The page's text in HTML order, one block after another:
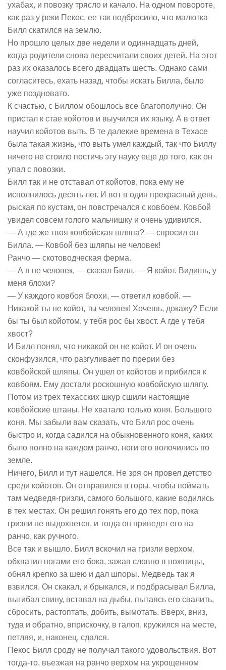
ухабах, и повозку трясло и качало. На одном повороте,
как раз у реки Пекос, ее так подбросило, что малютка
Билл скатился на землю.
Но прошло целых две недели и одиннадцать дней,
когда родители снова пересчитали своих детей. На этот
раз их оказалось всего двадцать шесть. Однако сами
согласитесь, ехать назад, чтобы искать Билла, было
уже поздновато.
К счастью, с Биллом обошлось все благополучно. Он
пристал к стае койотов и выучился их языку. А в ответ
научил койотов выть. В те далекие времена в Техасе
была такая жизнь, что выть умел каждый, так что Биллу
ничего не стоило постичь эту науку еще до того, как он
упал с повозки.
Билл так и не отставал от койотов, пока ему не
исполнилось десять лет. И вот в один прекрасный день,
рыская по кустам, он повстречался с ковбоем. Ковбой
увидел совсем голого мальчишку и очень удивился.
— А где же твоя ковбойская шляпа? — спросил он
Билла. — Ковбой без шляпы не человек!
Ранчо — скотоводческая ферма.
— А я не человек, — сказал Билл. — Я койот. Видишь, у
меня блохи?
— У каждого ковбоя блохи, — ответил ковбой. —
Никакой ты не койот, ты человек! Хочешь, докажу? Если
бы ты был койотом, у тебя рос бы хвост. А где у тебя
хвост?
И Билл понял, что никакой он не койот. И он очень
сконфузился, что разгуливает по прерии без
ковбойской шляпы. Он ушел от койотов и прибился к
ковбоям. Ему достали роскошную ковбойскую шляпу.
Потом из трех техасских шкур сшили настоящие
ковбойские штаны. Не хватало только коня. Большого
коня. Мы забыли вам сказать, что Билл рос очень
быстро и, когда садился на обыкновенного коня, каких
было полно на каждом ранчо, ноги его волочились по
земле.
Ничего, Билл и тут нашелся. Не зря он провел детство
среди койотов. Он отправился в горы, чтобы поймать
там медведя-гризли, самого большого, какие водились
в тех местах. Он решил гонять его до тех пор, пока
гризли не выдохнется, и тогда он приведет его на
ранчо, как ручного.
Все так и вышло. Билл вскочил на гризли верхом,
обхватил ногами его бока, зажав словно в ножницы,
обнял крепко за шею и дал шпоры. Медведь так я
взвился. Он скакал, и брыкался, и подбрасывал Билла,
выгибал спину, вставал на дыбы, пытаясь его свалить,
сбросить, растоптать, добить, вымотать. Вверх, вниз,
туда и обратно, вприскочку, в галоп, кружился на месте,
петляя, и, наконец, сдался.
Пекос Билл сроду не получал такого удовольствия. Вот
тогда-то, въезжая на ранчо верхом на укрощенном